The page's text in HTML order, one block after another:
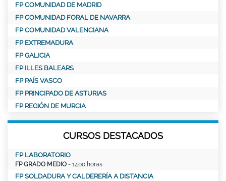
FP COMUNIDAD DE MADRID
FP COMUNIDAD FORAL DE NAVARRA
FP COMUNIDAD VALENCIANA
FP EXTREMADURA
FP GALICIA
FP ILLES BALEARS
FP PAÍS VASCO
FP PRINCIPADO DE ASTURIAS
FP REGIÓN DE MURCIA
CURSOS DESTACADOS
FP LABORATORIO
FP GRADO MEDIO - 1400 horas
FP SOLDADURA Y CALDERERÍA A DISTANCIA